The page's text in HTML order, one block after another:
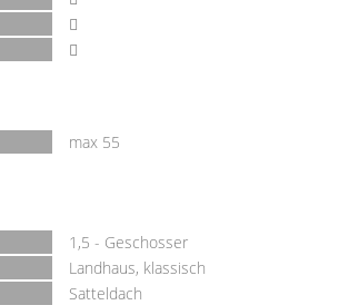
max 55
1,5 - Geschosser
Landhaus, klassisch
Satteldach